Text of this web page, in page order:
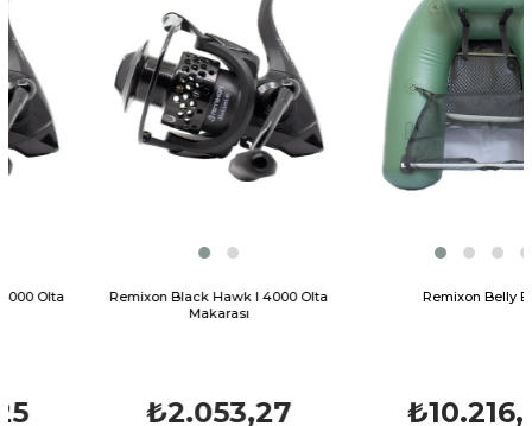
Remixon Black Hawk I 4000 Olta
Makarası
₺2.053,27
Remixon Belly Bot
₺10.216,22